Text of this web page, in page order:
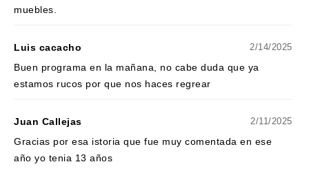
muebles.
Luis cacacho 2/14/2025
Buen programa en la mañana, no cabe duda que ya
estamos rucos por que nos haces regrear
Juan Callejas 2/11/2025
Gracias por esa istoria que fue muy comentada en ese
año yo tenia 13 años